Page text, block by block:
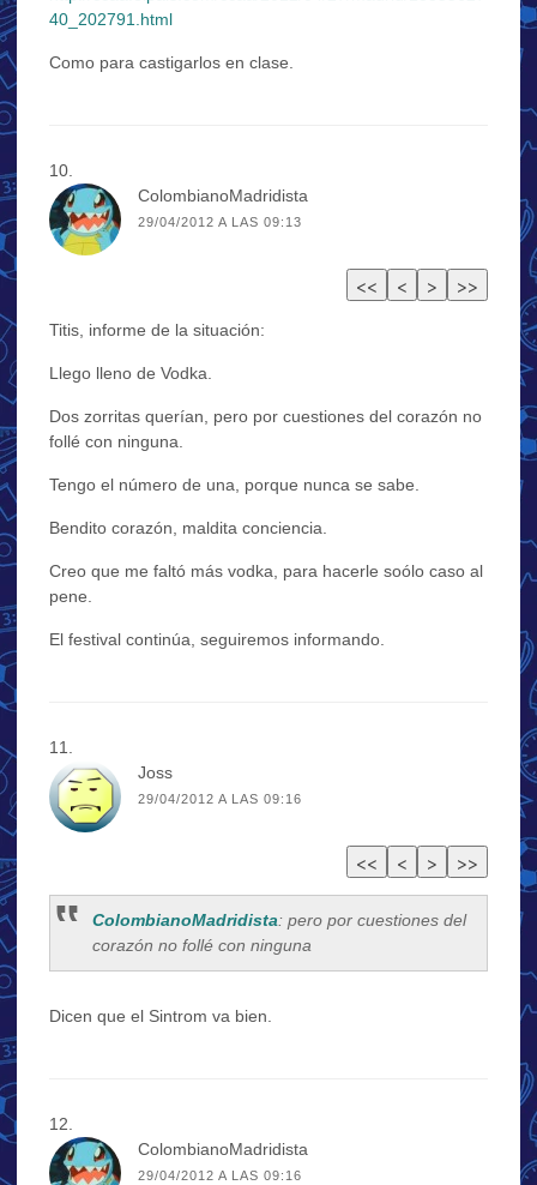
40_202791.html
Como para castigarlos en clase.
ColombianoMadridista
29/04/2012 A LAS 09:13
Titis, informe de la situación:
Llego lleno de Vodka.
Dos zorritas querían, pero por cuestiones del corazón no
follé con ninguna.
Tengo el número de una, porque nunca se sabe.
Bendito corazón, maldita conciencia.
Creo que me faltó más vodka, para hacerle soólo caso al
pene.
El festival continúa, seguiremos informando.
Joss
29/04/2012 A LAS 09:16
ColombianoMadridista: pero por cuestiones del
corazón no follé con ninguna
Dicen que el Sintrom va bien.
ColombianoMadridista
29/04/2012 A LAS 09:16